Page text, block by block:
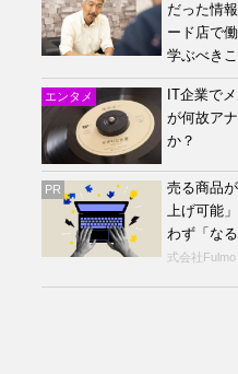
だった情
ード店で
学ぶべきこ
エンタメ
IT企業で
が何故ア
か？
PR
売る商品
上げ可能
わず「な
式会社Fulmo